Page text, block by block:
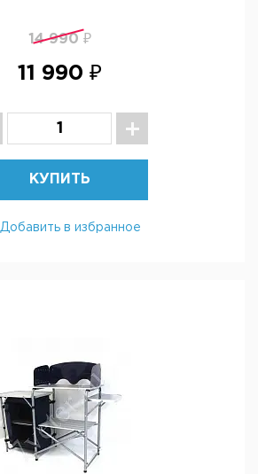
14 990 ₽
11 990 ₽
КУПИТЬ
Добавить в избранное